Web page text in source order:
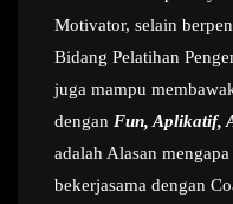
Motivator, selain
Bidang Pelatihan
juga mampu
dengan Fun, Aplikatif,
adalah Alasan
bekerjasama dengan